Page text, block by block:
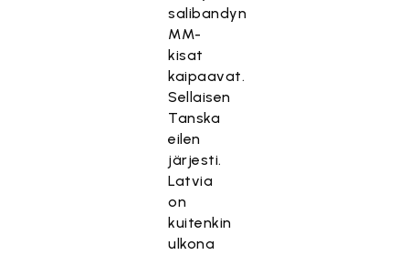
salibandyn
MM-
kisat
kaipaavat.
Sellaisen
Tanska
eilen
järjesti.
Latvia
on
kuitenkin
ulkona